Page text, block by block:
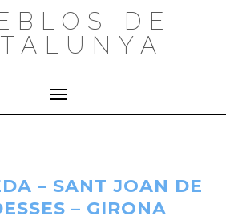
DE
Cambiar modo de navegación
– SANT JOAN DE
– GIRONA